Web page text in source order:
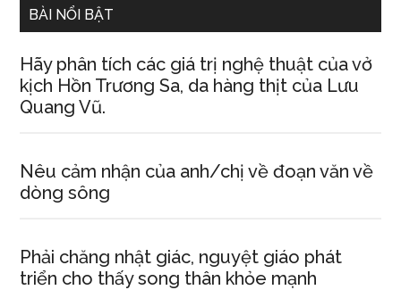
BÀI NỔI BẬT
Hãy phân tích các giá trị nghệ thuật của vở
kịch Hồn Trương Sa, da hàng thịt của Lưu
Quang Vũ.
Nêu cảm nhận của anh/chị về đoạn văn về
dòng sông
Phải chăng nhật giác, nguyệt giáo phát
triển cho thấy song thân khỏe mạnh